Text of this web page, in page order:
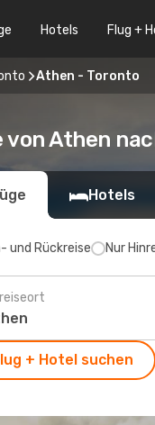
Hotels Flug +
Athen - Toronto
von Athen
Hotels
und Rückreise Nur
+ Hotel suchen